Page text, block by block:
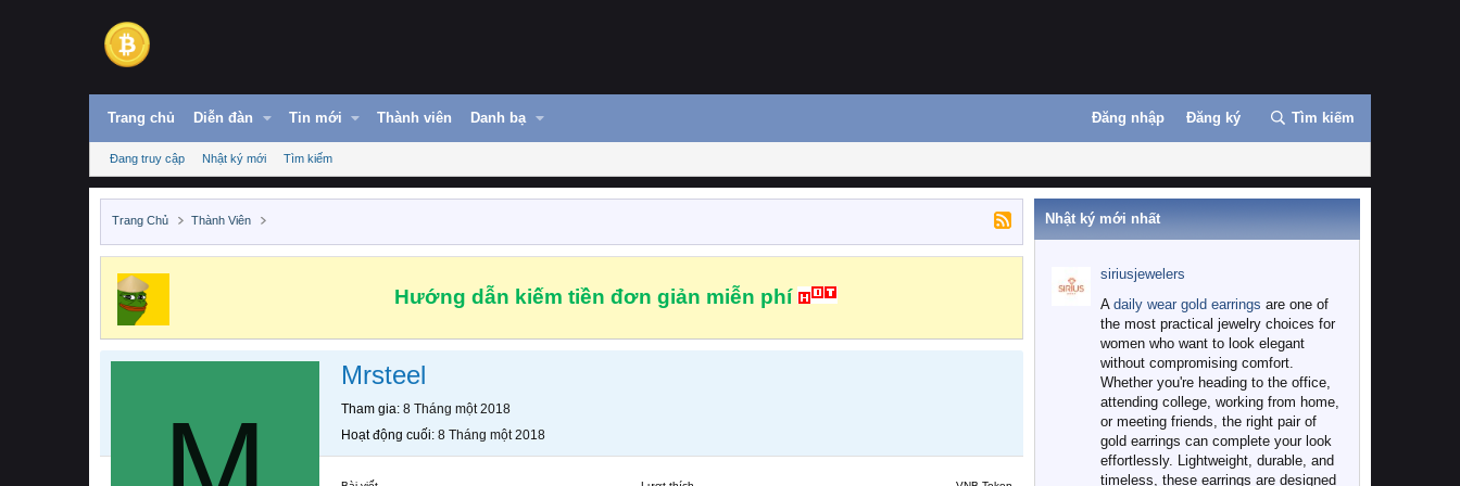
Trang chủ Diễn đàn Tin mới Thành viên Danh bạ Đăng nhập Đăng ký Tìm kiếm
Đang truy cập Nhật ký mới Tìm kiếm
Trang Chủ Thành Viên
Hướng dẫn kiếm tiền đơn giản miễn phí
Mrsteel
Tham gia 8 Tháng một 2018
Hoạt động cuối 8 Tháng một 2018
Nhật ký mới nhất
siriusjewelers
A daily wear gold earrings are one of
the most practical jewelry choices for
women who want to look elegant
without compromising comfort.
Whether you're heading to the office,
attending college, working from home,
or meeting friends, the right pair of
gold earrings can complete your look
effortlessly. Lightweight, durable, and
timeless, these earrings are designed